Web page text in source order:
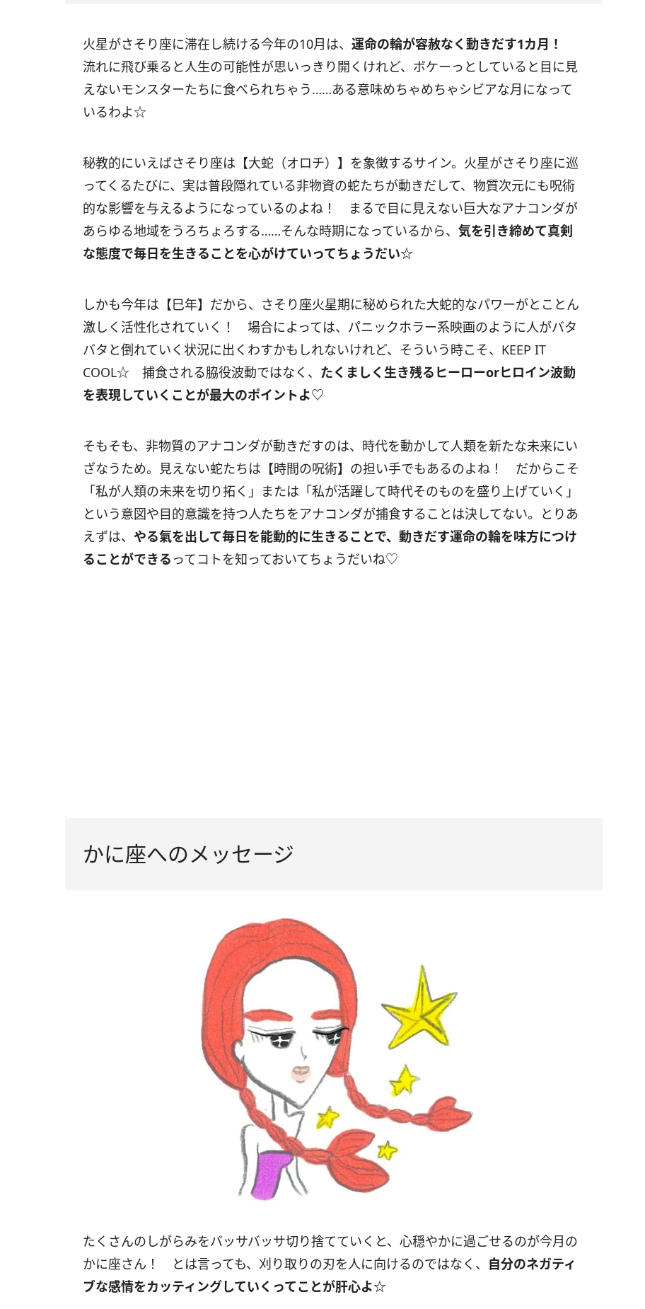
火星がさそり座に滞在し続ける今年の10月は、 運命の輪が容赦なく動きだす1カ月！
流れに飛び乗ると人生の可能性が思いっきり開くけれど、ボケーっとしていると目に見
えないモンスターたちに食べられちゃう……ある意味めちゃめちゃシビアな月になって
いるわよ☆
秘教的にいえばさそり座は【大蛇（オロチ）】を象徴するサイン。火星がさそり座に巡
ってくるたびに、実は普段隠れている非物資の蛇たちが動きだして、物質次元にも呪術
的な影響を与えるようになっているのよね！ まるで目に見えない巨大なアナコンダが
あらゆる地域をうろちょろする……そんな時期になっているから、 気を引き締めて真剣
な態度で毎日を生きることを心がけていってちょうだい☆
しかも今年は【巳年】だから、さそり座火星期に秘められた大蛇的なパワーがとことん
激しく活性化されていく！ 場合によっては、パニックホラー系映画のように人がバタ
バタと倒れていく状況に出くわすかもしれないけれど、そういう時こそ、 KEEP IT
COOL☆ 捕食される脇役波動ではなく、 たくましく生き残るヒーローorヒロイン波動
を表現していくことが最大のポイントよ♡
そもそも、非物質のアナコンダが動きだすのは、時代を動かして人類を新たな未来にい
ざなうため。見えない蛇たちは【時間の呪術】の担い手でもあるのよね！ だからこそ
「私が人類の未来を切り拓く」または「私が活躍して時代そのものを盛り上げていく」
という意図や目的意識を持つ人たちをアナコンダが捕食することは決してない。とりあ
えずは、 やる氣を出して毎日を能動的に生きることで、動きだす運命の輪を味方につけ
ることができる ってコトを知っておいてちょうだいね♡
かに座へのメッセージ
たくさんのしがらみをバッサバッサ切り捨てていくと、心穏やかに過ごせるのが今月の
かに座さん！ とは言っても、刈り取りの刃を人に向けるのではなく、 自分のネガティ
ブな感情をカッティングしていくってことが肝心よ☆